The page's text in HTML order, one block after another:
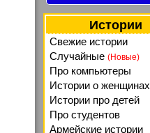
Истории
Свежие истории
Случайные (Новые)
Про компьютеры
Истории о женщинах
Истории про детей
Про студентов
Армейские истории